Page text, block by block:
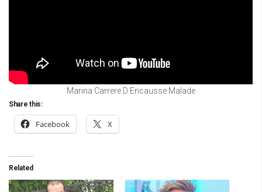
Marina Carrere D Encausse Malade
Share this:
Facebook X
Related